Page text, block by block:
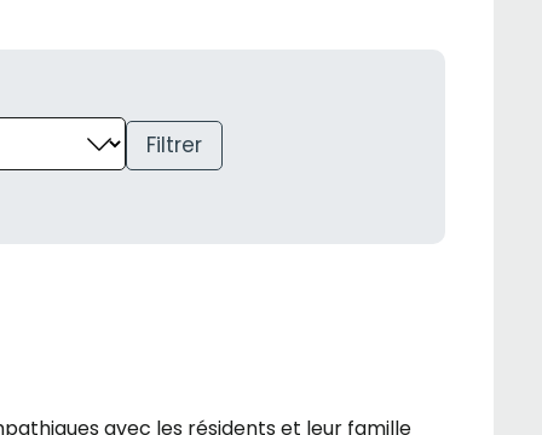
Filtrer
avec les résidents et leur famille